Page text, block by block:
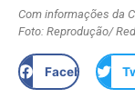
Com informações da
Foto: Reprodução/
Facebook